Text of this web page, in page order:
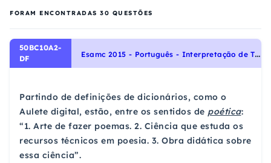
FORAM ENCONTRADAS 30 QUESTÕES
50BC10A2-
DF
E
samc 2015 - Português - Interpretação de Textos, Noções Gerais de Compreensão e Interpretação de Texto
Partindo de definições de dicionários, como o
Aulete digital, estão, entre os sentidos de poética:
“1. Arte de fazer poemas. 2. Ciência que estuda os
recursos técnicos em poesia. 3. Obra didática sobre
essa ciência”.